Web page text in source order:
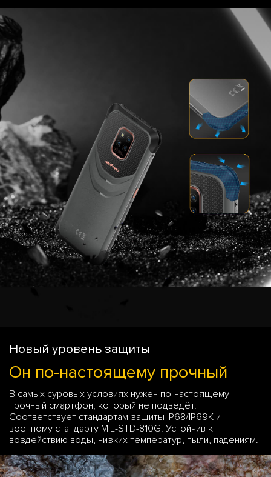
Новый уровень защиты
Он по-настоящему прочный
В самых суровых условиях нужен по-настоящему
прочный смартфон, который не подведёт.
Соответствует стандартам защиты IP68/IP69K и
военному стандарту MIL-STD-810G. Устойчив к
воздействию воды, низких температур, пыли, падениям.